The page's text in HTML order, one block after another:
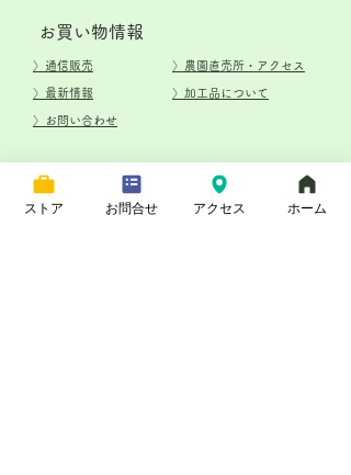
​お買い物情報
​〉通信販売
〉最新情報
​〉農園直売所・アクセス
​〉加工品について
​〉お問い合わせ
ストア お問合せ アクセス ホーム